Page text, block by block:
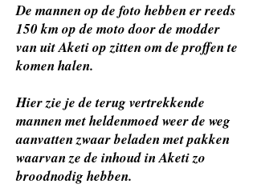
De mannen op de foto hebben er reeds
150 km op de moto door de modder
van uit Aketi op zitten om de proffen te
komen halen.
Hierzie je de terug vertrekkende
mannen met heldenmoed weer de weg
aanvatten zwaar beladen met pakken
waarvan ze de inhoud in Aketi zo
broodnodig hebben.